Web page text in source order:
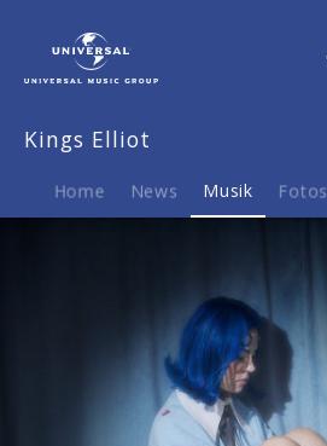
Musik
Starcrossed
Kings Elliot
Home News Musik Fotos